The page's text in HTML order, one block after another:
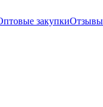
закупкиОтзывы